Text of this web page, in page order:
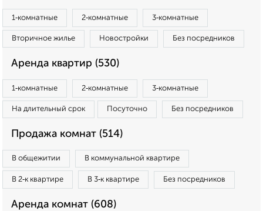
1‑комнатные 2‑комнатные 3‑комнатные
Вторичное жилье Новостройки Без посредников
Аренда квартир (530)
1‑комнатные 2‑комнатные 3‑комнатные
На длительный срок Посуточно Без посредников
Продажа комнат (514)
В общежитии В коммунальной квартире
В 2‑к квартире В 3‑к квартире Без посредников
Аренда комнат (608)